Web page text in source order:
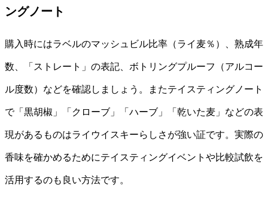
ングノート
購入時にはラベルのマッシュビル比率（ライ麦％）、熟成年
数、「ストレート」の表記、ボトリングプルーフ（アルコー
ル度数）などを確認しましょう。またテイスティングノート
で「黒胡椒」「クローブ」「ハーブ」「乾いた麦」などの表
現があるものはライウイスキーらしさが強い証です。実際の
香味を確かめるためにテイスティングイベントや比較試飲を
活用するのも良い方法です。